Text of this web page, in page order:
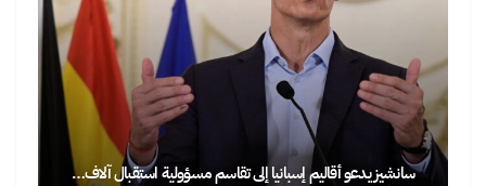
سانشيز يدعو أقاليم إسبانيا إلى تقاسم مسؤولية استقبال آلاف…